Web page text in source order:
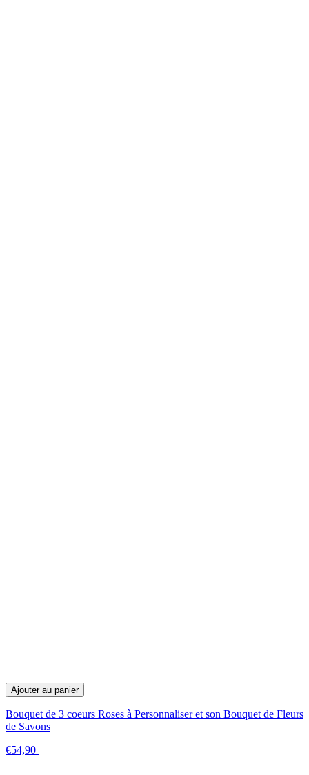
Ajouter au panier
Bouquet de 3 coeurs Roses à Personnaliser et son Bouquet de Fleurs
de Savons
€54,90